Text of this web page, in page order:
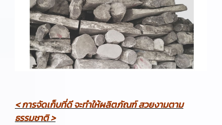
< การจัดเก็บที่ดี จะทำให้ผลิตภัณฑ์ สวยงามตาม
ธรรมชาติ >